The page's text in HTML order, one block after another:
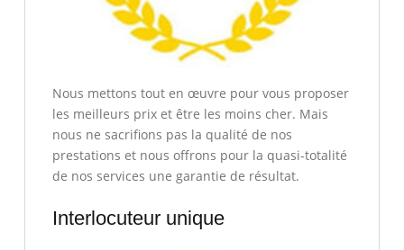
Nous mettons tout en œuvre pour vous proposer
les meilleurs prix et être les moins cher. Mais
nous ne sacrifions pas la qualité de nos
prestations et nous offrons pour la quasi-totalité
de nos services une garantie de résultat.
Interlocuteur unique